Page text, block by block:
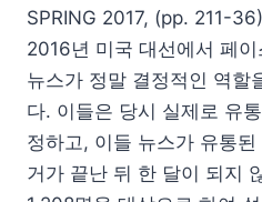
SPRING 2017, (pp. 211-
2016년 미국 대선에서 페
뉴스가 정말 결정적인 역할
다. 이들은 당시 실제로 유
정하고, 이들 뉴스가 유통
거가 끝난 뒤 한 달이 되지